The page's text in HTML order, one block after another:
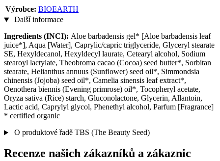
Výrobce: BIOEARTH
Další informace
Ingredients (INCI): Aloe barbadensis gel* [Aloe barbadensis leaf
juice*], Aqua [Water], Caprylic/capric triglyceride, Glyceryl stearate
SE, Hexyldecanol, Hexyldecyl laurate, Cetearyl alcohol, Sodium
stearoyl lactylate, Theobroma cacao (Cocoa) seed butter*, Sorbitan
stearate, Helianthus annuus (Sunflower) seed oil*, Simmondsia
chinensis (Jojoba) seed oil*, Camelia sinensis leaf extract*,
Oenothera biennis (Evening primrose) oil*, Tocopheryl acetate,
Oryza sativa (Rice) starch, Gluconolactone, Glycerin, Allantoin,
Lactic acid, Caprylyl glycol, Phenethyl alcohol, Parfum [Fragrance]
* certified organic
O produktové řadě TBS (The Beauty Seed)
Recenze našich zákazníků a zákaznic